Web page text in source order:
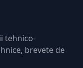
tehnico-
brevete de